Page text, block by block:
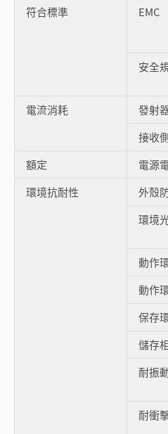
符合標準 EMC
安全
電流消耗
發射
接收
額定
電源
環境抗耐性
外殼
環境
動作
動作
保存
儲存
耐振
耐衝